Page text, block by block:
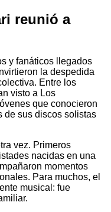
reunió a
y fanáticos llegados
la despedida
Entre los
visto a Los
que conocieron
de sus discos solistas
vez. Primeros
nacidas en una
momentos
Para muchos, el
musical: fue